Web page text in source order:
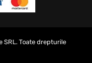
SRL. Toate drepturile